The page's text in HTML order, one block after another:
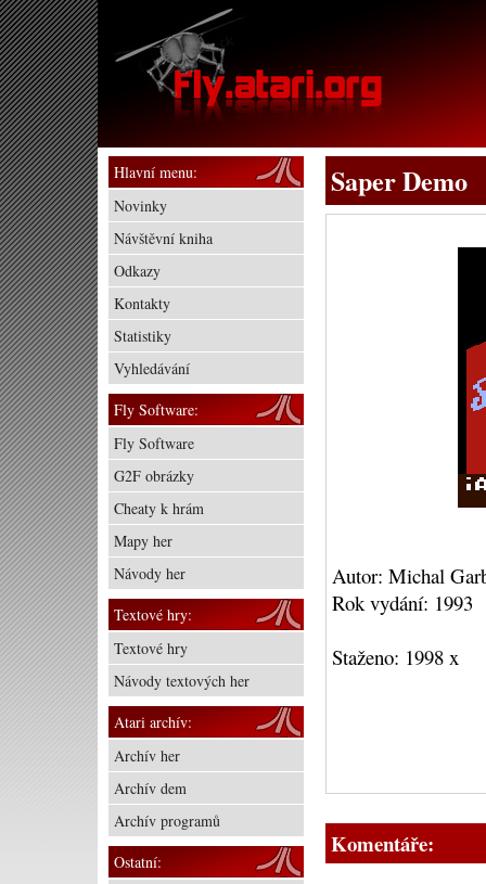
Saper Demo
Autor: Michal
Rok vydání: 1993
Staženo: 1998 x
Komentáře:
Hlavní menu:
Novinky
Návštěvní kniha
Odkazy
Kontakty
Statistiky
Vyhledávání
Fly Software:
Fly Software
G2F obrázky
Cheaty k hrám
Mapy her
Návody her
Textové hry:
Textové hry
Návody textových her
Atari archív:
Archív her
Archív dem
Archív programů
Ostatní: